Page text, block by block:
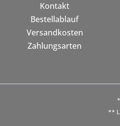
Kontakt
Bestellablauf
Versandkosten
Zahlungsarten
**